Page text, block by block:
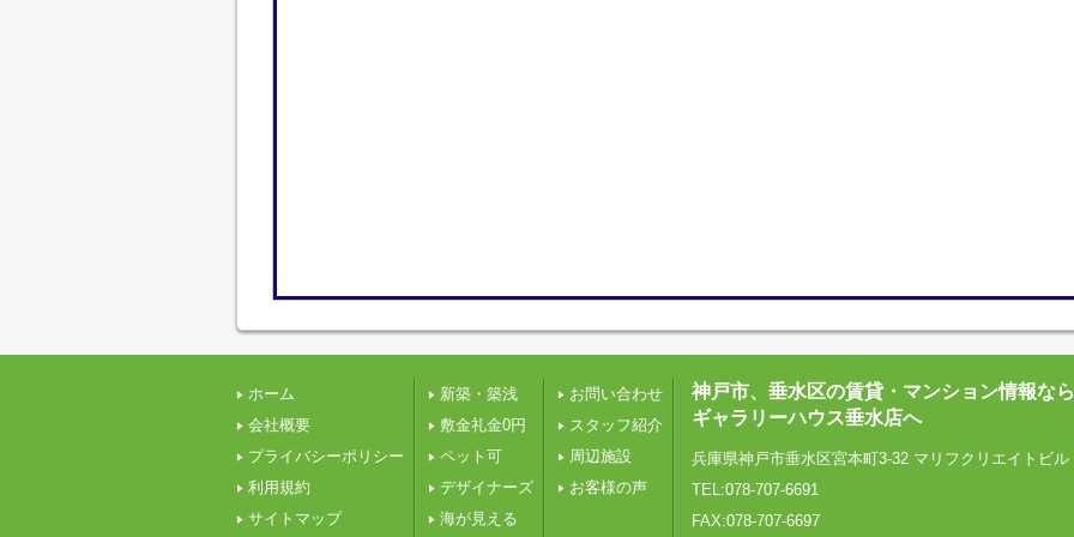
ホーム
会社概要
プライバシーポリシー
利用規約
サイトマップ
新築・築浅
敷金礼金0円
ペット可
デザイナーズ
海が見える
お問い合わせ
スタッフ紹介
周辺施設
お客様の声
神戸市、垂水区の賃貸・マンション情報なら
ギャラリーハウス垂水店へ
兵庫県神戸市垂水区宮本町3-32 マリフクリエイトビル
TEL:078-707-6691
FAX:078-707-6697